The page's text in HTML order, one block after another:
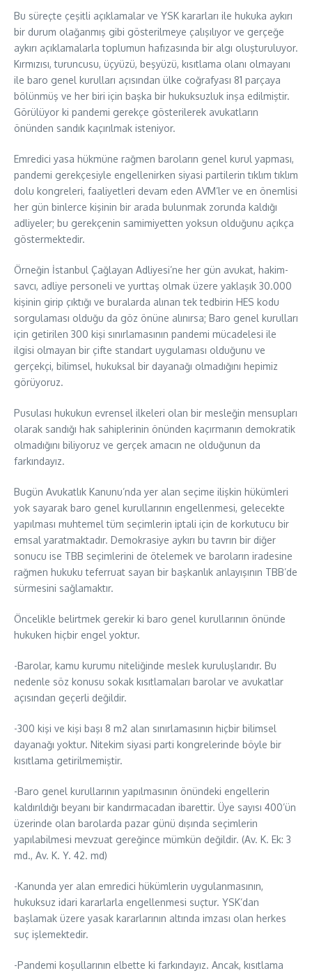
Bu süreçte çeşitli açıklamalar ve YSK kararları ile hukuka aykırı
bir durum olağanmış gibi gösterilmeye çalışılıyor ve gerçeğe
aykırı açıklamalarla toplumun hafızasında bir algı oluşturuluyor.
Kırmızısı, turuncusu, üçyüzü, beşyüzü, kısıtlama olanı olmayanı
ile baro genel kurulları açısından ülke coğrafyası 81 parçaya
bölünmüş ve her biri için başka bir hukuksuzluk inşa edilmiştir.
Görülüyor ki pandemi gerekçe gösterilerek avukatların
önünden sandık kaçırılmak isteniyor.
Emredici yasa hükmüne rağmen baroların genel kurul yapması,
pandemi gerekçesiyle engellenirken siyasi partilerin tıklım tıklım
dolu kongreleri, faaliyetleri devam eden AVM’ler ve en önemlisi
her gün binlerce kişinin bir arada bulunmak zorunda kaldığı
adliyeler; bu gerekçenin samimiyetten yoksun olduğunu açıkça
göstermektedir.
Örneğin İstanbul Çağlayan Adliyesi’ne her gün avukat, hakim-
savcı, adliye personeli ve yurttaş olmak üzere yaklaşık 30.000
kişinin girip çıktığı ve buralarda alınan tek tedbirin HES kodu
sorgulaması olduğu da göz önüne alınırsa; Baro genel kurulları
için getirilen 300 kişi sınırlamasının pandemi mücadelesi ile
ilgisi olmayan bir çifte standart uygulaması olduğunu ve
gerçekçi, bilimsel, hukuksal bir dayanağı olmadığını hepimiz
görüyoruz.
Pusulası hukukun evrensel ilkeleri olan bir mesleğin mensupları
olarak sandığı hak sahiplerinin önünden kaçırmanın demokratik
olmadığını biliyoruz ve gerçek amacın ne olduğunun da
farkındayız.
Bugün Avukatlık Kanunu’nda yer alan seçime ilişkin hükümleri
yok sayarak baro genel kurullarının engellenmesi, gelecekte
yapılması muhtemel tüm seçimlerin iptali için de korkutucu bir
emsal yaratmaktadır. Demokrasiye aykırı bu tavrın bir diğer
sonucu ise TBB seçimlerini de ötelemek ve baroların iradesine
rağmen hukuku teferruat sayan bir başkanlık anlayışının TBB’de
sürmesini sağlamaktır.
Öncelikle belirtmek gerekir ki baro genel kurullarının önünde
hukuken hiçbir engel yoktur.
-Barolar, kamu kurumu niteliğinde meslek kuruluşlarıdır. Bu
nedenle söz konusu sokak kısıtlamaları barolar ve avukatlar
açısından geçerli değildir.
-300 kişi ve kişi başı 8 m2 alan sınırlamasının hiçbir bilimsel
dayanağı yoktur. Nitekim siyasi parti kongrelerinde böyle bir
kısıtlama getirilmemiştir.
-Baro genel kurullarının yapılmasının önündeki engellerin
kaldırıldığı beyanı bir kandırmacadan ibarettir. Üye sayısı 400’ün
üzerinde olan barolarda pazar günü dışında seçimlerin
yapılabilmesi mevzuat gereğince mümkün değildir. (Av. K. Ek: 3
md., Av. K. Y. 42. md)
-Kanunda yer alan emredici hükümlerin uygulanmasının,
hukuksuz idari kararlarla engellenmesi suçtur. YSK’dan
başlamak üzere yasak kararlarının altında imzası olan herkes
suç işlemektedir.
-Pandemi koşullarının elbette ki farkındayız. Ancak, kısıtlama